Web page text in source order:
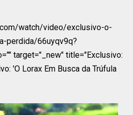
watch/video/exclusivo-o-
perdida/66uyqv9q?
target="_new" title="Exclusivo:
'O Lorax Em Busca da Trúfula